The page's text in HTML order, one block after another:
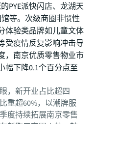
PYE派快闪店、龙湖天
等。次级商圈非惯性
体验类品牌如儿童文体
受疫情反复影响冲击导
，南京优质零售物业市
幅下降0.1个百分点至
，新开业占比超四
重超60%，以潮牌服
度持续拓展南京零售
新街口商圈火热，韩